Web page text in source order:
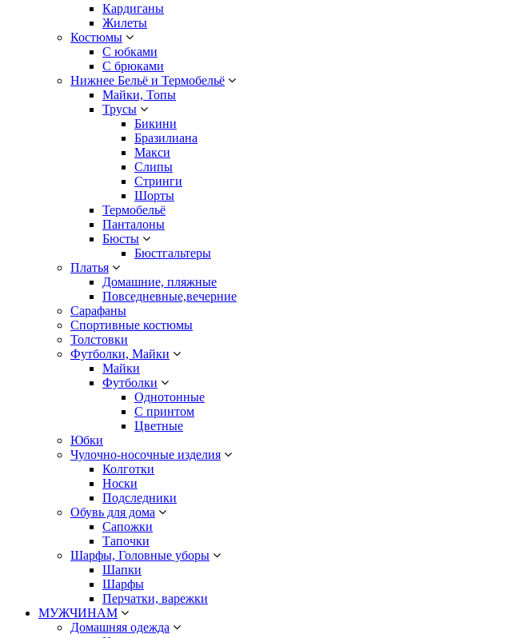
Кардиганы
Жилеты
Костюмы
С юбками
С брюками
Нижнее Бельё и Термобельё
Майки, Топы
Трусы
Бикини
Бразилиана
Макси
Слипы
Стринги
Шорты
Термобельё
Панталоны
Бюсты
Бюстгальтеры
Платья
Домашние, пляжные
Повседневные,вечерние
Сарафаны
Спортивные костюмы
Толстовки
Футболки, Майки
Майки
Футболки
Однотонные
С принтом
Цветные
Юбки
Чулочно-носочные изделия
Колготки
Носки
Подследники
Обувь для дома
Сапожки
Тапочки
Шарфы, Головные уборы
Шапки
Шарфы
Перчатки, варежки
МУЖЧИНАМ
Домашняя одежда